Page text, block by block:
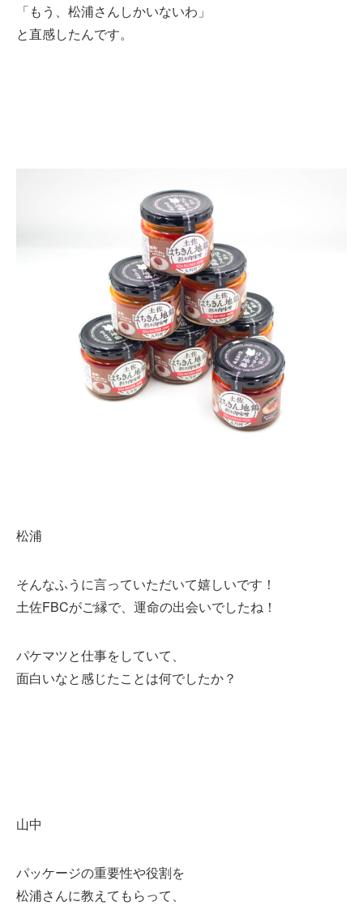
「もう、松浦さんしかいないわ」
と直感したんです。
松浦
そんなふうに言っていただいて嬉しいです！
土佐FBCがご縁で、運命の出会いでしたね！
パケマツと仕事をしていて、
面白いなと感じたことは何でしたか？
山中
パッケージの重要性や役割を
松浦さんに教えてもらって、